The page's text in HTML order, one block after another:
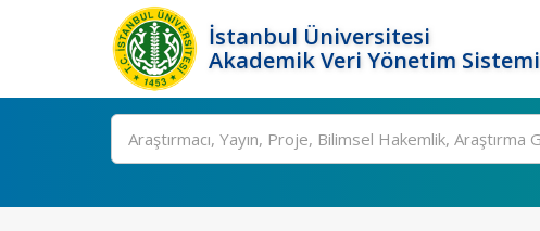
İstanbul Üniversitesi
Akademik Veri Yönetim Sistemi
Ara